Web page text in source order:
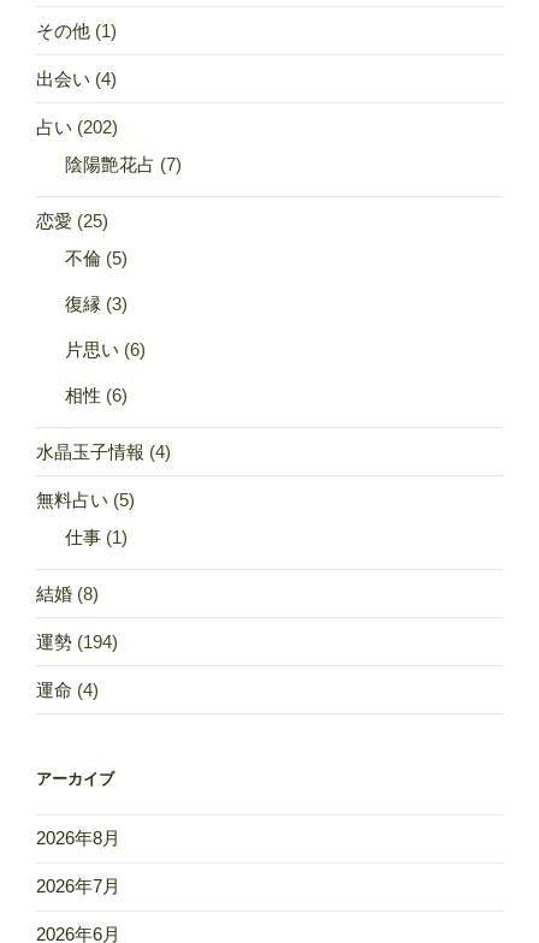
その他 (1)
出会い (4)
占い (202)
陰陽艶花占 (7)
恋愛 (25)
不倫 (5)
復縁 (3)
片思い (6)
相性 (6)
水晶玉子情報 (4)
無料占い (5)
仕事 (1)
結婚 (8)
運勢 (194)
運命 (4)
アーカイブ
2026年8月
2026年7月
2026年6月